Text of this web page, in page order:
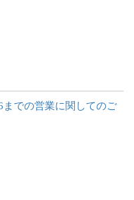
までの営業に関してのご